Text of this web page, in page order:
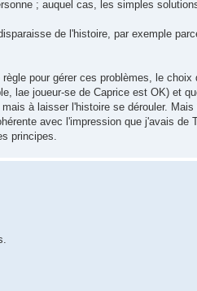
; auquel cas, les simples
de l'histoire, par exemple
pour gérer ces problèmes, le choix
lae joueur-se de Caprice est OK) et
à laisser l'histoire se dérouler.
avec l'impression que j'avais de
principes.